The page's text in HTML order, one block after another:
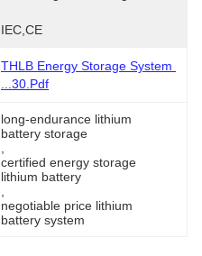
IEC,CE
THLB Energy Storage System
...30.pdf
long-endurance lithium
battery storage
certified energy storage
lithium battery
negotiable price lithium
battery system